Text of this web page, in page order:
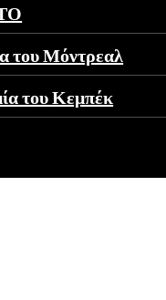
του Μόντρεαλ
του Κεμπέκ